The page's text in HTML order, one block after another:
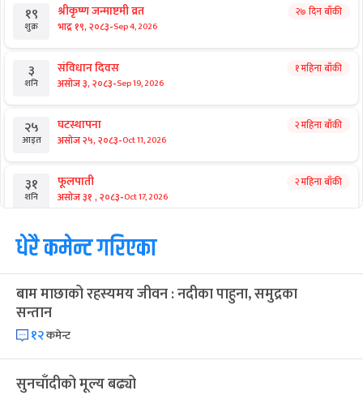
१९
शुक्र
श्रीकृष्ण जन्माष्टमी व्रत
भाद्र १९, २०८३-Sep 4, 2026
२७ दिन बाँकी
३
शनि
संविधान दिवस
असोज ३, २०८३-Sep 19, 2026
१ महिना बाँकी
२५
आइत
घटस्थापना
असोज २५, २०८३-Oct 11, 2026
२ महिना बाँकी
३१
शनि
फूलपाती
असोज ३१ , २०८३-Oct 17, 2026
२ महिना बाँकी
१
आइत
कार्तिक सङ्क्रान्ति
कार्तिक १, २०८३-Oct 18, 2026
३
मंगल
महानवमी २ महिना बाँकी
४
धेरै कमेन्ट गरिएका
बाम माछाको रहस्यमय जीवन : नदीका पाहुना, समुद्रका
सन्तान
१२कमेन्ट
सुनचाँदीको मूल्य बढ्यो